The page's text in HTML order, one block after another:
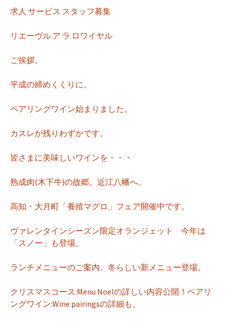
求人 サービス スタッフ募集
リエーヴル ア ラ ロワイヤル
ご挨拶。
平成の締めくくりに。
ペアリングワイン始まりました。
カスレが残りわずかです。
皆さまに美味しいワインを・・・
熟成肉(木下牛)の故郷、近江八幡へ。
高知・大月町「養殖マグロ」フェア開催中です。
ヴァレンタインシーズン限定オランジェット 今年は
「スノー」も登場。
ランチメニューのご案内。冬らしい新メニュー登場。
クリスマスコース:Menu Noelの詳しい内容公開！ペアリ
ングワイン:Wine pairingsの詳細も。